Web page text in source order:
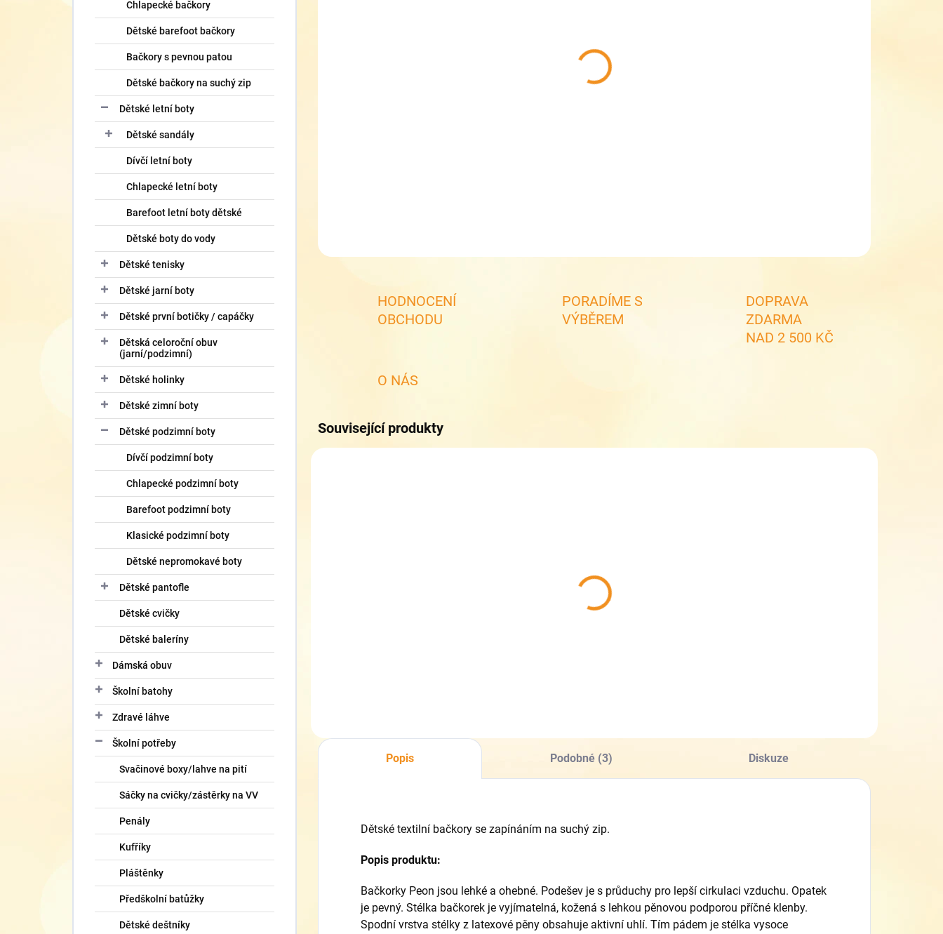
Chlapecké bačkory
Dětské barefoot bačkory
Bačkory s pevnou patou
Dětské bačkory na suchý zip
Dětské letní boty
Dětské sandály
Dívčí letní boty
Chlapecké letní boty
Barefoot letní boty dětské
Dětské boty do vody
Dětské tenisky
Dětské jarní boty
Dětské první botičky / capáčky
Dětská celoroční obuv
(jarní/podzimní)
Dětské holinky
Dětské zimní boty
Dětské podzimní boty
Dívčí podzimní boty
Chlapecké podzimní boty
Barefoot podzimní boty
Klasické podzimní boty
Dětské nepromokavé boty
Dětské pantofle
Dětské cvičky
Dětské baleríny
Dámská obuv
Školní batohy
Zdravé láhve
Školní potřeby
Svačinové boxy/lahve na pití
Sáčky na cvičky/zástěrky na VV
Penály
Kufříky
Pláštěnky
Předškolní batůžky
Dětské deštníky
HODNOCENÍ
OBCHODU
PORADÍME S
VÝBĚREM
DOPRAVA
ZDARMA
NAD 2 500 KČ
O NÁS
Související produkty
Popis Podobné (3) Diskuze
Dětské textilní bačkory se zapínáním na suchý zip.
Popis produktu:
Bačkorky Peon jsou lehké a ohebné. Podešev je s průduchy pro lepší cirkulaci vzduchu. Opatek
je pevný. Stélka bačkorek je vyjímatelná, kožená s lehkou pěnovou podporou příčné klenby.
Spodní vrstva stélky z latexové pěny obsahuje aktivní uhlí. Tím pádem je stélka vysoce